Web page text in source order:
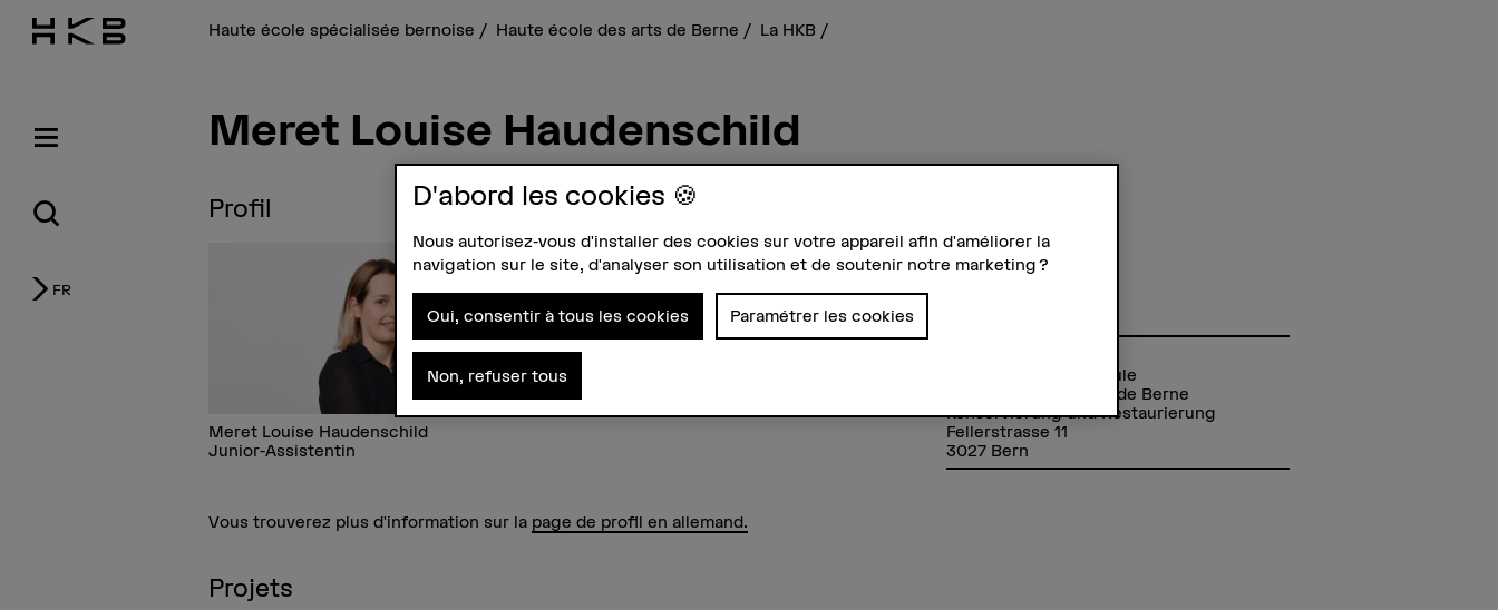
FR
Haute école spécialisée bernoise Haute école des arts de Berne La HKB
Meret Louise Haudenschild
Profil
Meret Louise Haudenschild
Junior-Assistentin
Contact
+41 31 848 65 29
Afficher l'e-mail
Présence
Berner Fachhochschule
Haute école des arts de Berne
Konservierung und Restaurierung
Fellerstrasse 11
3027 Bern
Vous trouverez plus d'information sur la page de profil en allemand.
Projets
D'abord les cookies 🍪
Nous autorisez-vous d'installer des cookies sur votre appareil afin d'améliorer la
navigation sur le site, d'analyser son utilisation et de soutenir notre marketing ?
Oui, consentir à tous les cookies Paramétrer les cookies
Non, refuser tous